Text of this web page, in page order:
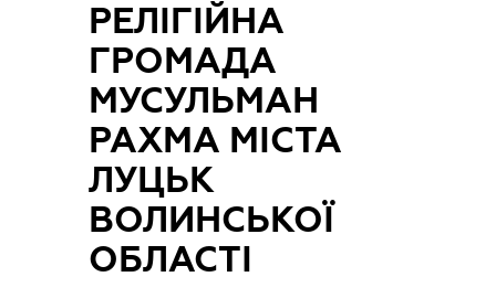
РЕЛІГІЙНА
ГРОМАДА
МУСУЛЬМАН
РАХМА МІСТА
ЛУЦЬК
ВОЛИНСЬКОЇ
ОБЛАСТІ